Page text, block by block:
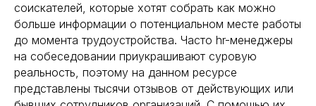
соискателей, которые хотят собрать как можно
больше информации о потенциальном месте работы
до момента трудоустройства. Часто hr-менеджеры
на собеседовании приукрашивают суровую
реальность, поэтому на данном ресурсе
представлены тысячи отзывов от действующих или